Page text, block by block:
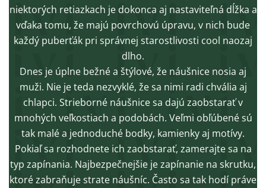
niektorých retiazkach je dokonca aj nastaviteľná dĺžka a
vďaka tomu, že majú povrchovú úpravu, v nich bude
každý puberťák pri správnej starostlivosti cool naozaj
dlho.
Dnes je úplne bežné a štýlové, že náušnice nosia aj
muži. Nie je teda nezvyklé, že sa nimi radi chvália aj
chlapci. Strieborné náušnice sa dajú zaobstarať v
mnohých veľkostiach a podobách. Veľmi obľúbené sú
tak malé a jednoduché bodky, kamienky aj motívy.
Pokiaľ sa rozhodnete ich zaobstarať, zamerajte sa na
typ zapínania. Najbezpečnejšie je zapínanie na skrutku,
ktoré zabraňuje strate náušníc. Často sa tak hodí práve